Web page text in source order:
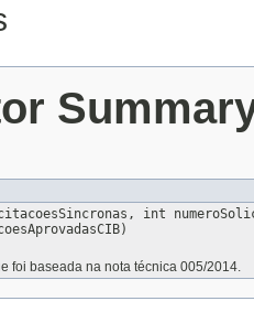
int
foi baseada na nota técnica 005/2014.